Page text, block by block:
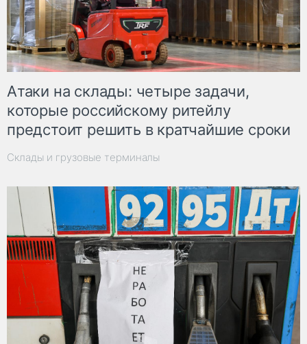
Атаки на склады: четыре задачи,
которые российскому ритейлу
предстоит решить в кратчайшие сроки
Склады и грузовые терминалы